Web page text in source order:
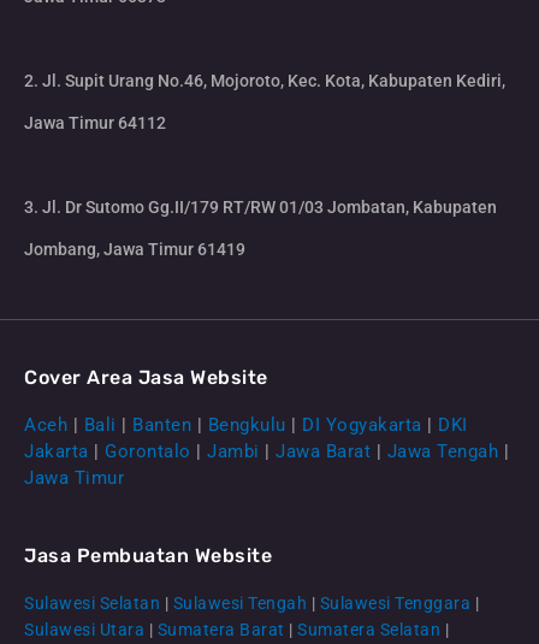
2. Jl. Supit Urang No.46, Mojoroto, Kec. Kota, Kabupaten Kediri,
Jawa Timur 64112
3. Jl. Dr Sutomo Gg.II/179 RT/RW 01/03 Jombatan, Kabupaten
Jombang, Jawa Timur 61419
Cover Area Jasa Website
Aceh | Bali | Banten | Bengkulu | DI Yogyakarta | DKI
Jakarta | Gorontalo | Jambi | Jawa Barat | Jawa Tengah |
Jawa Timur
Jasa Pembuatan Website
Sulawesi Selatan | Sulawesi Tengah | Sulawesi Tenggara |
Sulawesi Utara | Sumatera Barat | Sumatera Selatan |